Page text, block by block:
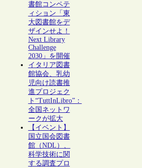
書館コンペテ
ィション「東
大図書館をデ
ザインせよ！
Next Library
Challenge
2030」を開催
イタリア図書
館協会、乳幼
児向け読書推
進プロジェク
ト“TuttInLibro”：
全国ネットワ
ークが拡大
【イベント】
国立国会図書
館（NDL）、
科学技術に関
する調査プロ